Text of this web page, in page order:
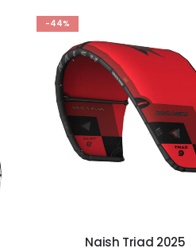
-44%
Naish Triad 2025